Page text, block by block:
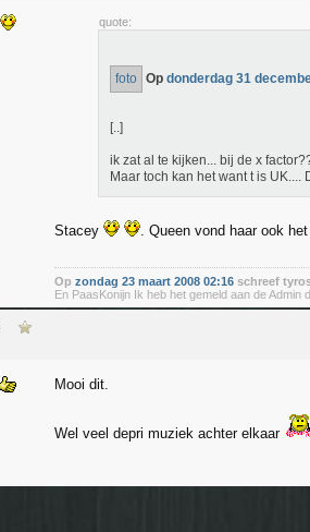
quote:
foto Op donderdag 31
[..]
ik zat al te kijken... bij de x
Maar toch kan het want t is UK....
Stacey . Queen vond haar ook
Op zondag 23 maart 2008 02:16 schreef
En PaasKonijn Ik heb het gemeld aan de Admin
Mooi dit.
Wel veel depri muziek achter elkaar